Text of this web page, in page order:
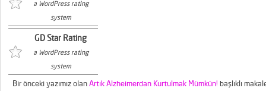
a WordPress rating
system
GD Star Rating
a WordPress rating
system
Bir önceki yazımız olanArtık Alzheimerdan Kurtulmak Mümkün! başlıklı